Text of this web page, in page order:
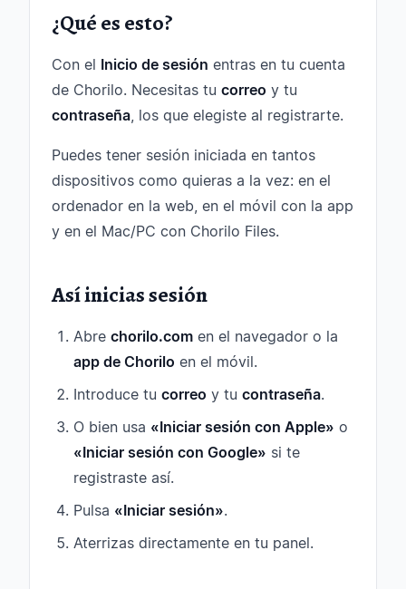
¿Qué es esto?
Con el Inicio de sesión entras en tu cuenta
de Chorilo. Necesitas tu correo y tu
contraseña, los que elegiste al registrarte.
Puedes tener sesión iniciada en tantos
dispositivos como quieras a la vez: en el
ordenador en la web, en el móvil con la app
y en el Mac/PC con Chorilo Files.
Así inicias sesión
Abre chorilo.com en el navegador o la
app de Chorilo en el móvil.
Introduce tu correo y tu contraseña.
O bien usa «Iniciar sesión con Apple» o
«Iniciar sesión con Google» si te
registraste así.
Pulsa «Iniciar sesión».
Aterrizas directamente en tu panel.